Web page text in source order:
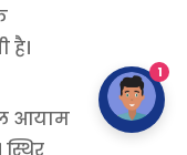
है।
आयाम
1